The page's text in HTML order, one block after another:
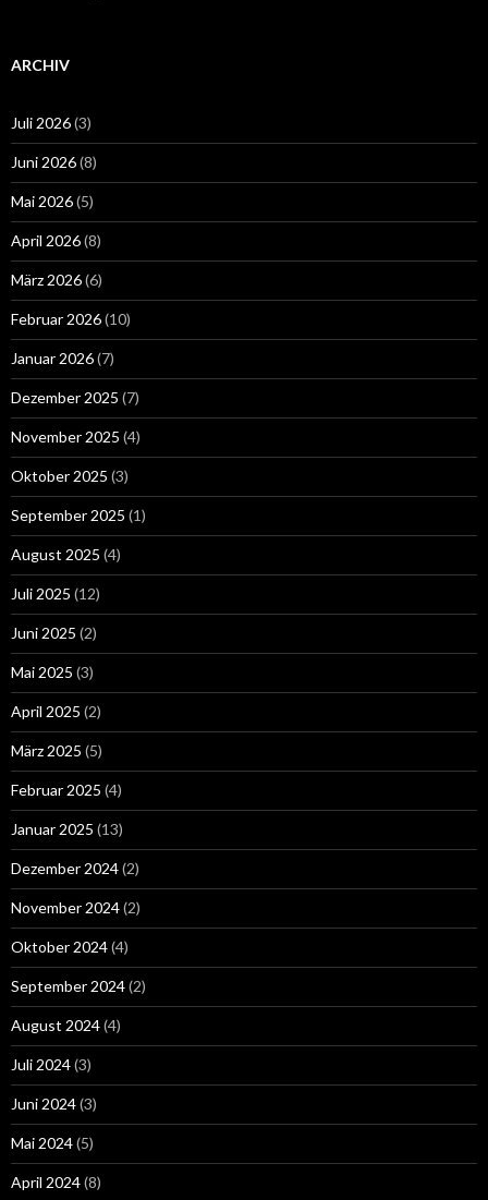
ARCHIV
Juli 2026(3)
Juni 2026(8)
Mai 2026(5)
April 2026(8)
März 2026(6)
Februar 2026(10)
Januar 2026(7)
Dezember 2025 (7)
November 2025 (4)
Oktober 2025 (3)
September 2025 (1)
August 2025 (4)
Juli 2025 (12)
Juni 2025 (2)
Mai 2025 (3)
April 2025 (2)
März 2025 (5)
Februar 2025 (4)
Januar 2025 (13)
Dezember 2024(2)
November 2024(2)
Oktober 2024(4)
September 2024(2)
August 2024(4)
Juli 2024(3)
Juni 2024(3)
Mai 2024(5)
April 2024(8)